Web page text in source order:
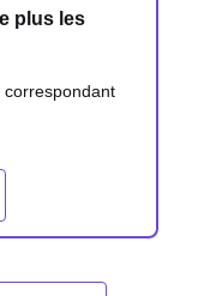
plus les